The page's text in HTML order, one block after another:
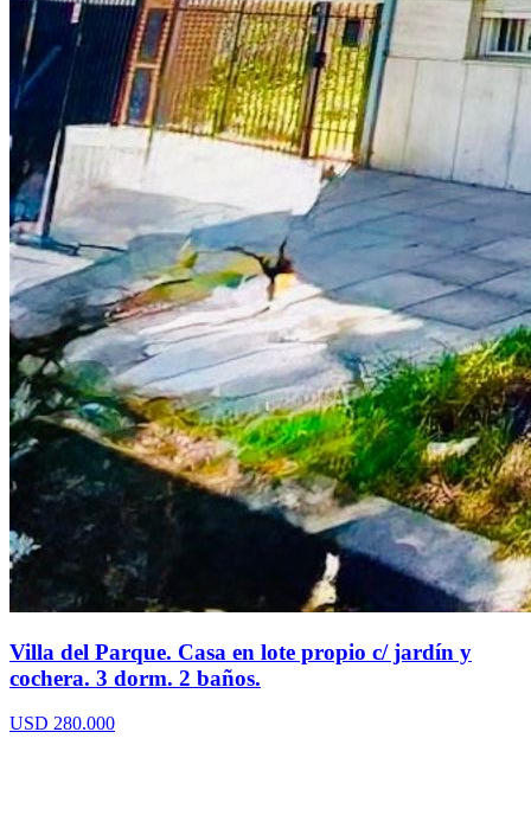
Villa del Parque. Casa en lote propio c/ jardín y
cochera. 3 dorm. 2 baños.
USD 280.000